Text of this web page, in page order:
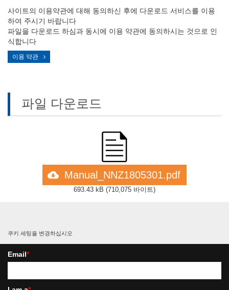
사이트의 이용약관에 대해 동의하신 후에 다운로드 서비스를 이용
하여 주시기 바랍니다
파일을 다운로드 하심과 동시에 이용 약관에 동의하시는 것으로 인
식합니다
이용 약관
파일 다운로드
Manual_NNZ1805301.pdf
693.43 kB (710,075 바이트)
쿠키 세팅을 변경하십시오
Email*